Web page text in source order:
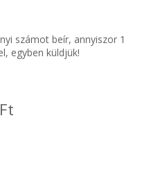
számot beír, annyiszor 1
egyben küldjük!
Ft